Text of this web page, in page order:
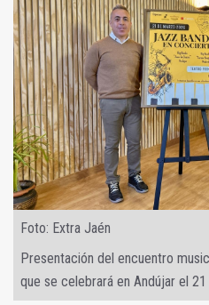
Foto: Extra Jaén
Presentación del encuentro
que se celebrará en Andújar el 21